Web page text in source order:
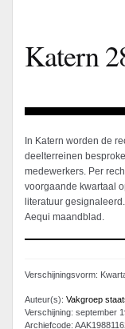
Katern
In Katern worden de
deelterreinen
medewerkers. Per
voorgaande kwartaal
literatuur
Aequi maandblad.
Verschijningsvorm:
Auteur(s): Vakgroep
Verschijning: september
Archiefcode: